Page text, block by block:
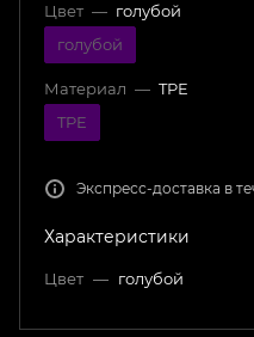
Цвет — голубой
голубой
Материал — TPE
TPE
Экспресс-доставка в
Характеристики
Цвет — голубой